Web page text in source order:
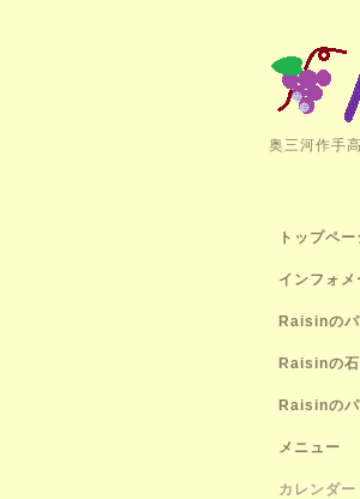
奥三河作手
トップペー
インフォメ
Raisinの
Raisinの
Raisinの
メニュー
カレンダー